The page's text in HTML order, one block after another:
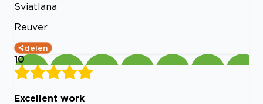
Sviatlana
Reuver
delen
10
Excellent work